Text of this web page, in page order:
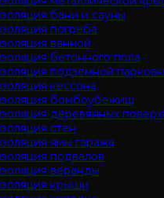
бани и сауны
погреба
ванной
бетонного пола
подземной
кессона
бомбоубежищ
деревянных
стен
ямы гаража
подвалов
веранды
крыши